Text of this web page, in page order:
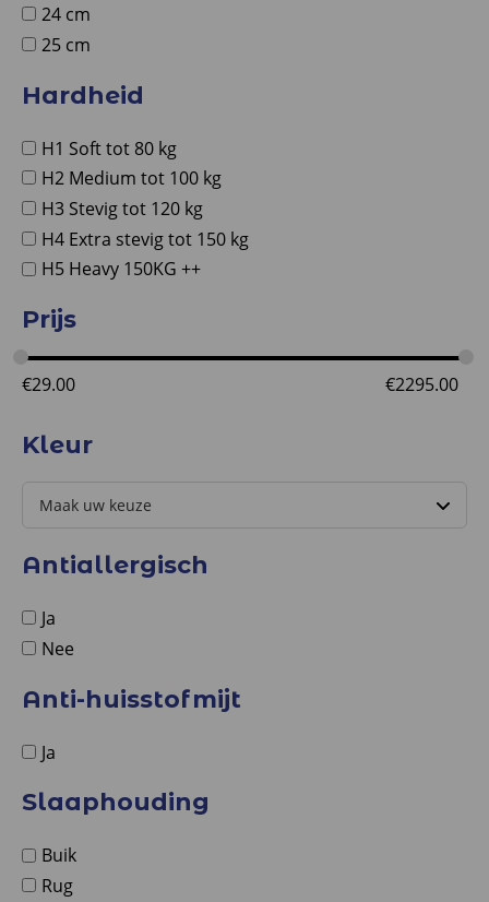
24 cm
25 cm
Hardheid
H1 Soft tot 80 kg
H2 Medium tot 100 kg
H3 Stevig tot 120 kg
H4 Extra stevig tot 150 kg
H5 Heavy 150KG ++
Prijs
€29.00 €2295.00
Kleur
Antiallergisch
Ja
Nee
Anti-huisstofmijt
Ja
Slaaphouding
Buik
Rug